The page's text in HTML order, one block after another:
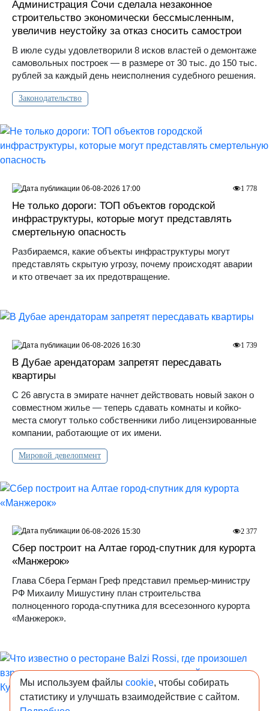
Администрация Сочи сделала незаконное
строительство экономически бессмысленным,
увеличив неустойку за отказ сносить самострои
В июле суды удовлетворили 8 исков властей о демонтаже
самовольных построек — в размере от 30 тыс. до 150 тыс.
рублей за каждый день неисполнения судебного решения.
Законодательство
Не только дороги: ТОП объектов городской
инфраструктуры, которые могут представлять
смертельную опасность
Разбираемся, какие объекты инфраструктуры могут
представлять скрытую угрозу, почему происходят аварии
и кто отвечает за их предотвращение.
1 778
06-08-2026 17:00
В Дубае арендаторам запретят пересдавать
квартиры
С 26 августа в эмирате начнет действовать новый закон о
совместном жилье — теперь сдавать комнаты и койко-
места смогут только собственники либо лицензированные
компании, работающие от их имени.
Мировой девелопмент
1 739
06-08-2026 16:30
Сбер построит на Алтае город-спутник для курорта
«Манжерок»
Глава Сбера Герман Греф представил премьер-министру
РФ Михаилу Мишустину план строительства
полноценного города-спутника для всесезонного курорта
«Манжерок».
2 377
06-08-2026 15:30
Мы используем файлы cookie, чтобы собирать
статистику и улучшать взаимодействие с сайтом.